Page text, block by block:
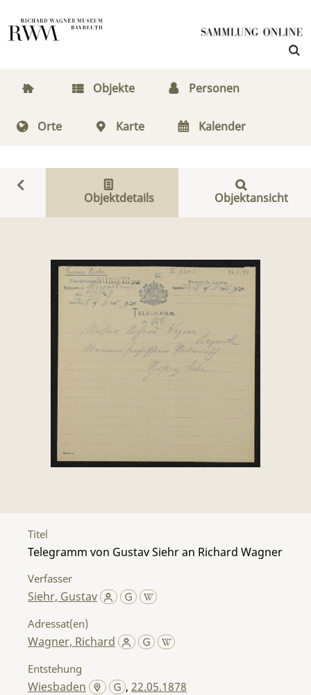
Objekte Personen
Orte Karte Kalender
Objektdetails Objektansicht
Titel
Telegramm von Gustav Siehr an Richard Wagner
Verfasser
Siehr, Gustav
Adressat(en)
Wagner, Richard
Entstehung
Wiesbaden ,22.05.1878